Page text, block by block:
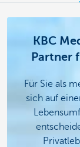
KBC
Partner
Für Sie als
sich auf